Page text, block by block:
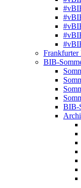
Frankfurter
BIB-
BIB-